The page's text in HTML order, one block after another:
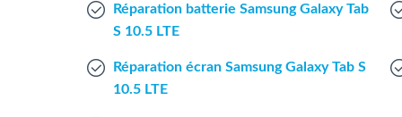
Réparation batterie Samsung Galaxy Tab
S 10.5 LTE
Réparation écran Samsung Galaxy Tab S
10.5 LTE